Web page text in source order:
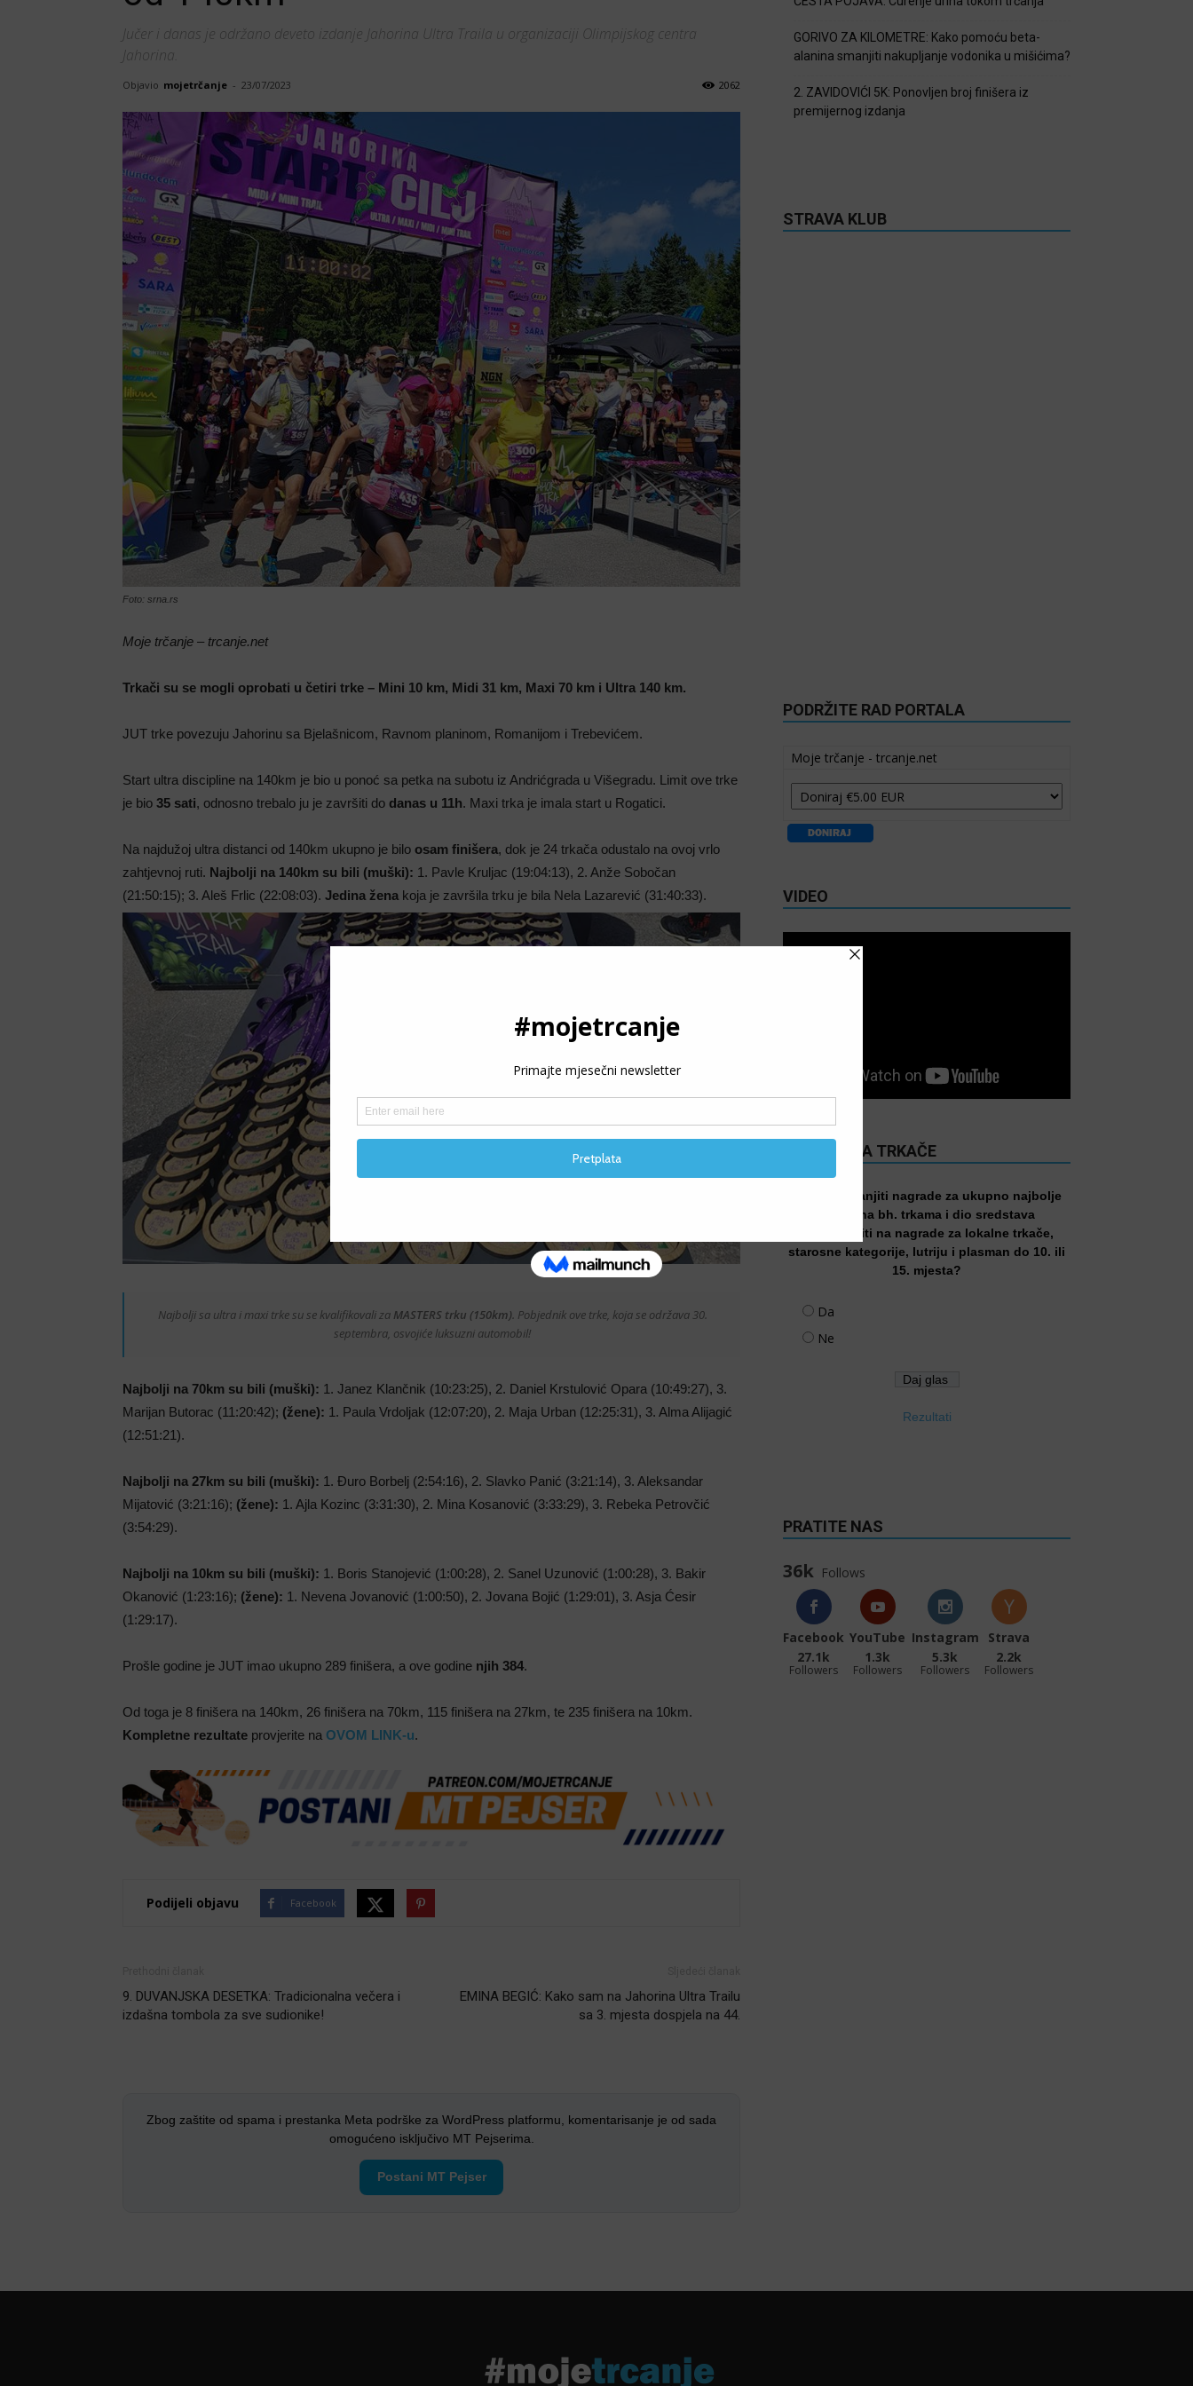
Jučer i danas je održano deveto izdanje Jahorina Ultra Traila u organizaciji Olimpijskog centra
Jahorina.
Objavio mojetrčanje - 23/07/2023 2062
Foto: srna.rs
Moje trčanje – trcanje.net
Trkači su se mogli oprobati u četiri trke – Mini 10 km, Midi 31 km, Maxi 70 km i Ultra 140 km.
JUT trke povezuju Jahorinu sa Bjelašnicom, Ravnom planinom, Romanijom i Trebevićem.
Start ultra discipline na 140km je bio u ponoć sa petka na subotu iz Andrićgrada u Višegradu. Limit ove trke
je bio 35 sati, odnosno trebalo ju je završiti do danas u 11h. Maxi trka je imala start u Rogatici.
Na najdužoj ultra distanci od 140km ukupno je bilo osam finišera, dok je 24 trkača odustalo na ovoj vrlo
zahtjevnoj ruti. Najbolji na 140km su bili (muški): 1. Pavle Kruljac (19:04:13), 2. Anže Sobočan
(21:50:15); 3. Aleš Frlic (22:08:03). Jedina žena koja je završila trku je bila Nela Lazarević (31:40:33).
Najbolji sa ultra i maxi trke su se kvalifikovali za MASTERS trku (150km) . Pobjednik ove trke, koja se održava 30.
septembra, osvojiće luksuzni automobil!
Najbolji na 70km su bili (muški): 1. Janez Klančnik (10:23:25), 2. Daniel Krstulović Opara (10:49:27), 3.
Marijan Butorac (11:20:42); (žene): 1. Paula Vrdoljak (12:07:20), 2. Maja Urban (12:25:31), 3. Alma Alijagić
(12:51:21).
Najbolji na 27km su bili (muški): 1. Đuro Borbelj (2:54:16), 2. Slavko Panić (3:21:14), 3. Aleksandar
Mijatović (3:21:16); (žene): 1. Ajla Kozinc (3:31:30), 2. Mina Kosanović (3:33:29), 3. Rebeka Petrovčić
(3:54:29).
Najbolji na 10km su bili (muški): 1. Boris Stanojević (1:00:28), 2. Sanel Uzunović (1:00:28), 3. Bakir
Okanović (1:23:16); (žene): 1. Nevena Jovanović (1:00:50), 2. Jovana Bojić (1:29:01), 3. Asja Ćesir
(1:29:17).
Prošle godine je JUT imao ukupno 289 finišera, a ove godine njih 384.
Od toga je 8 finišera na 140km, 26 finišera na 70km, 115 finišera na 27km, te 235 finišera na 10km.
Kompletne rezultate provjerite na OVOM LINK-u.
Podijeli objavu Facebook
9. DUVANJSKA DESETKA: Tradicionalna večera i
izdašna tombola za sve sudionike!
EMINA BEGIĆ: Kako sam na Jahorina Ultra Trailu
sa 3. mjesta dospjela na 44.
Zbog zaštite od spama i prestanka Meta podrške za WordPress platformu, komentarisanje je od sada
omogućeno isključivo MT Pejserima.
Postani MT Pejser
GORIVO ZA KILOMETRE: Kako pomoću beta-
alanina smanjiti nakupljanje vodonika u mišićima?
2. ZAVIDOVIĆI 5K: Ponovljen broj finišera iz
premijernog izdanja
STRAVA KLUB
PODRŽITE RAD PORTALA
Moje trčanje - trcanje.net
VIDEO
PITANJE ZA TRKAČE
Treba li smanjiti nagrade za ukupno najbolje
trkače na bh. trkama i dio sredstava
preusmjeriti na nagrade za lokalne trkače,
starosne kategorije, lutriju i plasman do 10. ili
15. mjesta?
Da
Ne
Rezultati
PRATITE NAS
36k Follows
Facebook
27.1k
Followers
YouTube
1.3k
Followers
Instagram
5.3k
Followers
Strava
2.2k
Followers